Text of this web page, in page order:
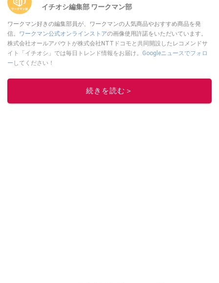
イチオシ編集部 ワークマン部
ワークマン好きの編集部員が、ワークマンの人気商品やおすすめ商品を発
信。 ワークマン公式オンラインストアの画像使用許諾をいただいています。
株式会社オールアバウトが株式会社NTTドコモと共同開設したレコメンドサ
イト「イチオシ」では毎日トレンド情報をお届け。 Googleニュースでフォロ
ー してください！
このイチオシストの他の記事を読む
続きを読む＞